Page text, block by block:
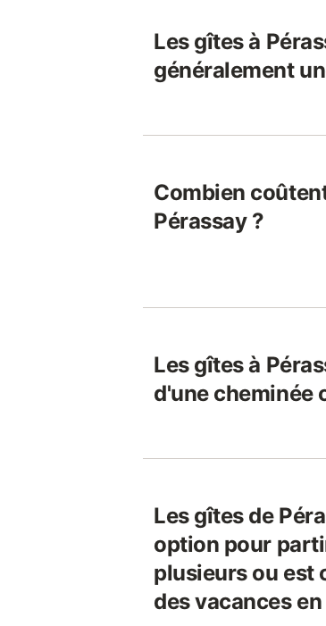
Les gîtes à
généralement
Combien
Pérassay ?
Les gîtes à
d'une cheminée
Les gîtes de
option pour
plusieurs ou est
des vacances